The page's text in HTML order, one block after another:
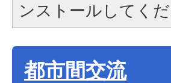
ンストールしてくだ
都市間交流